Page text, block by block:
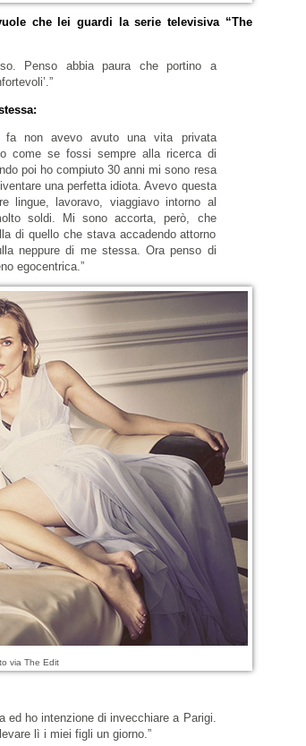
che lei guardi la serie televisiva “The
Penso abbia paura che portino a
fa non avevo avuto una vita privata
come se fossi sempre alla ricerca di
poi ho compiuto 30 anni mi sono resa
una perfetta idiota. Avevo questa
lingue, lavoravo, viaggiavo intorno al
soldi. Mi sono accorta, però, che
di quello che stava accadendo attorno
neppure di me stessa. Ora penso di
egocentrica.”
via The Edit
ed ho intenzione di invecchiare a Parigi.
lì i miei figli un giorno.”